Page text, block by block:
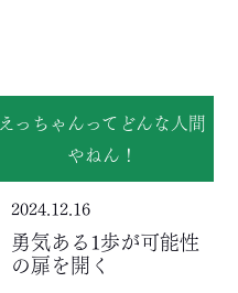
えっちゃんってどんな人間
やねん！
2024.12.16
勇気ある1歩が可能性
の扉を開く